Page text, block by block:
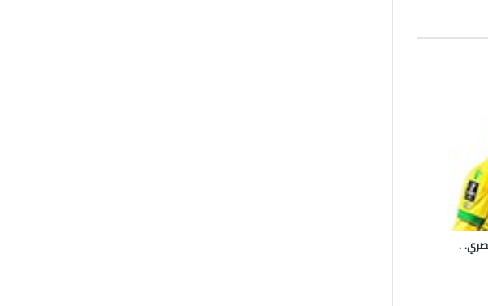
علي‭ ‬يوسف‭ ‬والأهلي‭ ‬المصري‭ . .